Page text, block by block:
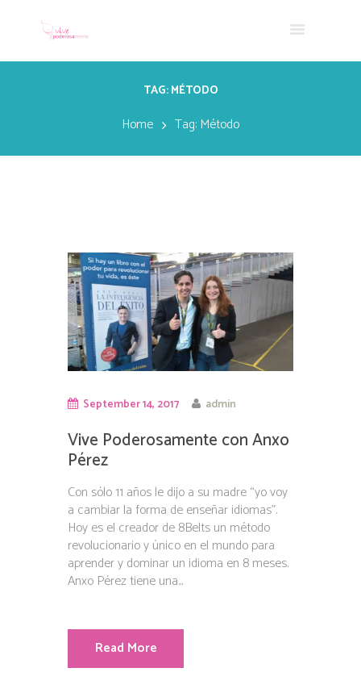
TAG: MÉTODO
Home Tag: Método
September 14, 2017 admin
Vive Poderosamente con Anxo
Pérez
Con sólo 11 años le dijo a su madre “yo voy
a cambiar la forma de enseñar idiomas”.
Hoy es el creador de 8Belts un método
revolucionario y único en el mundo para
aprender y dominar un idioma en 8 meses.
Anxo Pérez tiene una...
Read More